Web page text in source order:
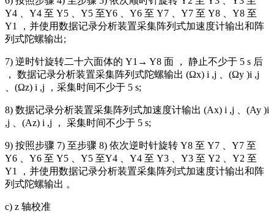
Y4 、Y4 至 Y5 、Y5 至Y6 、Y6 至 Y7 、Y7 至 Y8 、Y8 至
Y1 ，并使用数据记录分析装置采集阵列式加速度计输出和阵
列式陀螺输出;
7) 逆时针旋转二十六面体的 Y1→ Y8 面 ， 静止不少于 5 s 后
， 数据记录分析装置采集阵列式陀螺输出 (Ωx) i ,j 、(Ωy )i ,j
、(Ωz) i ,j ，采集时间不少于 5 s;
8) 数据记录分析装置采集阵列式加速度计输出 (Ax) i ,j 、(Ay )i
,j 、(Az) i ,j ， 采集时间不少于 5 s;
9) 按照步骤 7) 至步骤 8) 依次逆时针旋转 Y8 至 Y7 、Y7 至
Y6 、Y6 至 Y5 、Y5 至Y4 、Y4 至 Y3 、Y3 至 Y2 、Y2 至
Y1 ，并使用数据记录分析装置采集阵列式加速度计输出和阵
列式陀螺输出 。
c) z 轴校准